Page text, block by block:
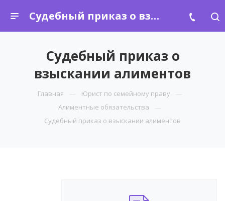
Судебный приказ о взыскании алиментов
Судебный приказ о
взыскании алиментов
Главная
Юрист по семейному праву
Алиментные обязательства
Судебный приказ о взыскании алиментов